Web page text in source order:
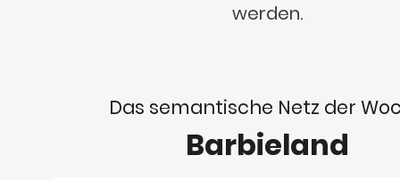
werden.
Das semantische Netz der
Barbieland